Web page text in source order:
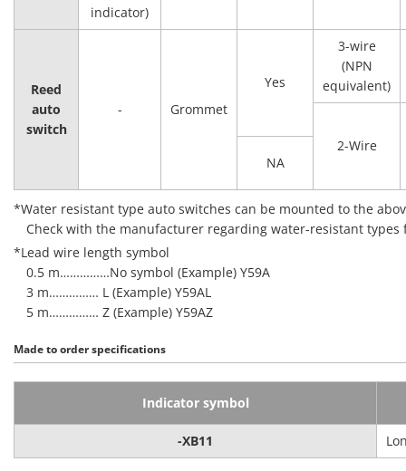
indicator)
Reed
auto
switch
- Grommet
Yes
3-wire
(NPN
equivalent)
2-Wire
NA
*Water resistant type auto switches can be mounted to the
Check with the manufacturer regarding water-resistant
*Lead wire length symbol
0.5 m……………No symbol (Example) Y59A
3 m…………… L (Example) Y59AL
5 m…………… Z (Example) Y59AZ
Made to order specifications
Indicator symbol
-XB11